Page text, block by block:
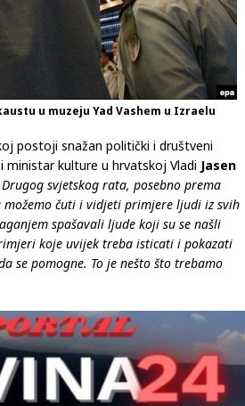
u muzeju Yad Vashem u Izraelu
postoji snažan politički i društveni
ministar kulture u hrvatskoj Vladi Jasen
svjetskog rata, posebno prema
čuti i vidjeti primjere ljudi iz svih
spašavali ljude koji su se našli
koje uvijek treba isticati i pokazati
se pomogne. To je nešto što trebamo